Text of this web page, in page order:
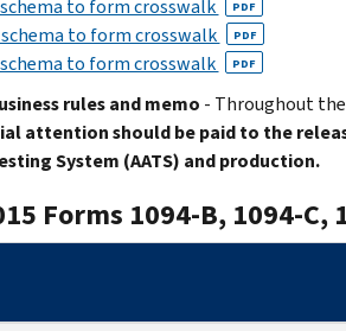
to form crosswalk PDF
to form crosswalk PDF
to form crosswalk PDF
rules and memo - Throughout
attention should be paid to the
System (AATS) and production.
Forms 1094-B, 1094-C,